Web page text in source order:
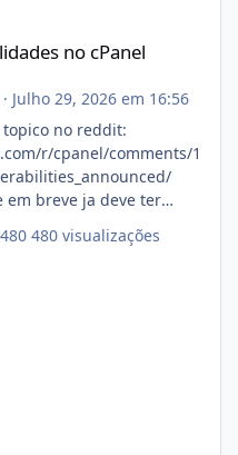
no cPanel
Julho 29, 2026 em 16:56
topico no reddit:
r/cpanel/comments/1
em breve ja deve ter
480 visualizações